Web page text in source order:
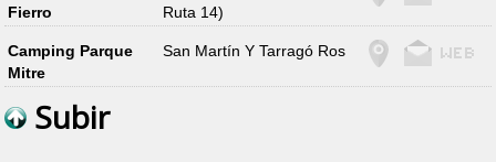
Fierro
Ruta 14)
Camping Parque
Mitre
San Martín Y Tarragó Ros
Subir